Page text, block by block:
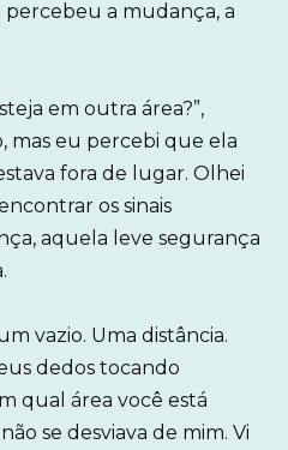
percebeu a mudança, a
em outra área?”,
mas eu percebi que ela
fora de lugar. Olhei
os sinais
aquela leve segurança
vazio. Uma distância.
dedos tocando
qual área você está
se desviava de mim. Vi